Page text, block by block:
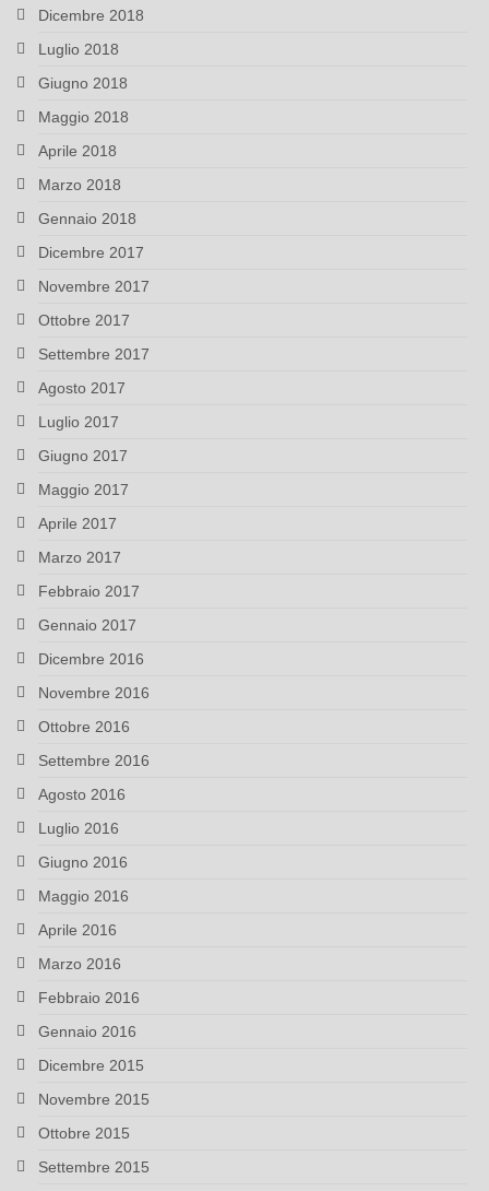
Dicembre 2018
Luglio 2018
Giugno 2018
Maggio 2018
Aprile 2018
Marzo 2018
Gennaio 2018
Dicembre 2017
Novembre 2017
Ottobre 2017
Settembre 2017
Agosto 2017
Luglio 2017
Giugno 2017
Maggio 2017
Aprile 2017
Marzo 2017
Febbraio 2017
Gennaio 2017
Dicembre 2016
Novembre 2016
Ottobre 2016
Settembre 2016
Agosto 2016
Luglio 2016
Giugno 2016
Maggio 2016
Aprile 2016
Marzo 2016
Febbraio 2016
Gennaio 2016
Dicembre 2015
Novembre 2015
Ottobre 2015
Settembre 2015